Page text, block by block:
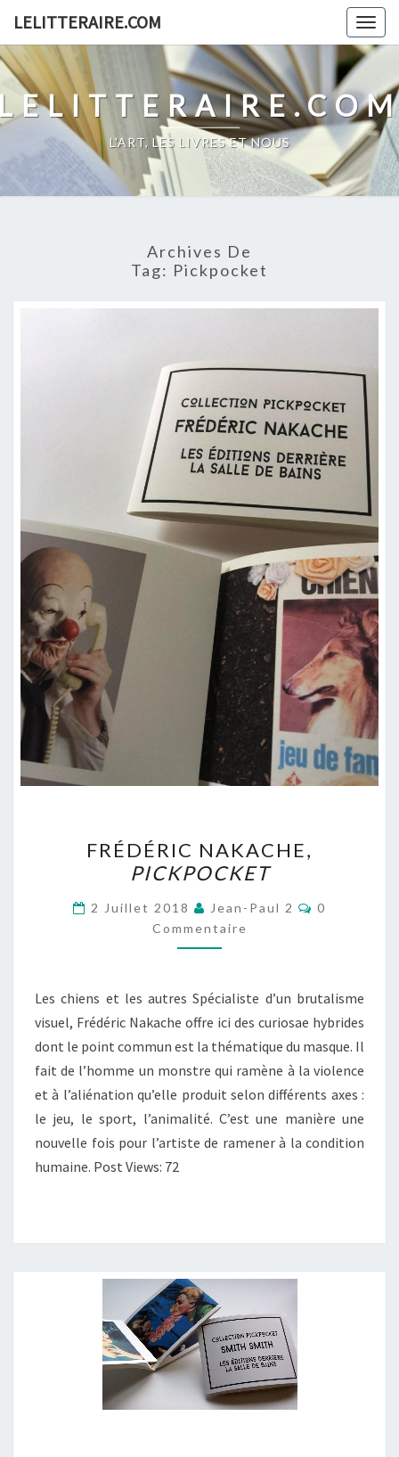
content
LELITTERAIRE.COM
L'ART, LES LIVRES ET NOUS
Archives De
Tag: Pickpocket
NAKACHE,
PICKPOCKET
FRÉDÉRIC NAKACHE,
PICKPOCKET
2 Juillet 2018 Jean-Paul 2
0
Commentaire
Les chiens et les autres Spécialiste d’un brutalisme
visuel, Frédéric Nakache offre ici des curiosae hybrides
dont le point commun est la thématique du masque. Il
fait de l’homme un monstre qui ramène à la violence
et à l’aliénation qu’elle produit selon différents axes :
le jeu, le sport, l’animalité. C’est une manière une
nouvelle fois pour l’artiste de ramener à la condition
humaine. Post Views: 72